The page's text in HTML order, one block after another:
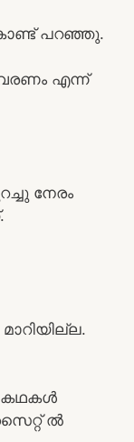
പറഞ്ഞു.
എന്ന്
നേരം
കഥകൾ
ൽ